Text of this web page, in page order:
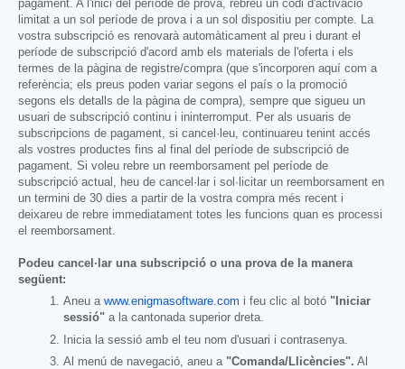
pagament. A l'inici del període de prova, rebreu un codi d'activació
limitat a un sol període de prova i a un sol dispositiu per compte. La
vostra subscripció es renovarà automàticament al preu i durant el
període de subscripció d'acord amb els materials de l'oferta i els
termes de la pàgina de registre/compra (que s'incorporen aquí com a
referència; els preus poden variar segons el país o la promoció
segons els detalls de la pàgina de compra), sempre que sigueu un
usuari de subscripció continu i ininterromput. Per als usuaris de
subscripcions de pagament, si cancel·leu, continuareu tenint accés
als vostres productes fins al final del període de subscripció de
pagament. Si voleu rebre un reemborsament pel període de
subscripció actual, heu de cancel·lar i sol·licitar un reemborsament en
un termini de 30 dies a partir de la vostra compra més recent i
deixareu de rebre immediatament totes les funcions quan es processi
el reemborsament.
Podeu cancel·lar una subscripció o una prova de la manera
següent:
Aneu a www.enigmasoftware.com i feu clic al botó "Iniciar
sessió" a la cantonada superior dreta.
Inicia la sessió amb el teu nom d'usuari i contrasenya.
Al menú de navegació, aneu a "Comanda/Llicències". Al